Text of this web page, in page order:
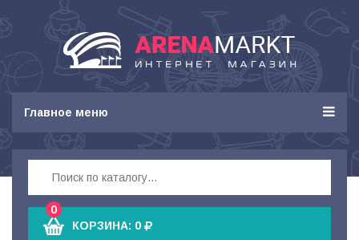
Главное меню
0
КОРЗИНА: 0